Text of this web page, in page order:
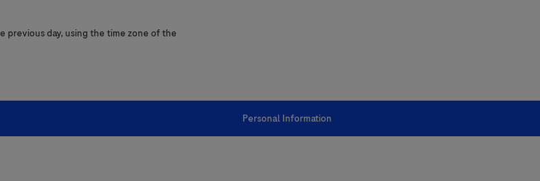
previous day, using the time zone of the
Personal Information